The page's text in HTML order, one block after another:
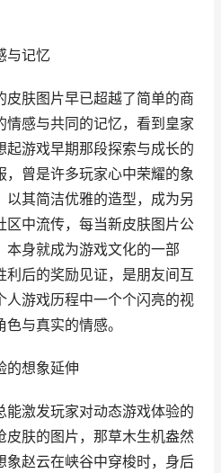
与记忆
皮肤图片早已超越了简单的商
情感与共同的记忆，看到皇家
起游戏早期那段探索与成长的
，曾是许多玩家心中荣耀的象
其简洁优雅的造型，成为另
区中流传，每当新皮肤图片公
身就成为游戏文化的一部
利后的奖励见证，是朋友间互
人游戏历程中一个个闪亮的视
与真实的情感。
的想象延伸
能激发玩家对动态游戏体验的
皮肤的图片，那草木生机盎然
象赵云在峡谷中穿梭时，身后